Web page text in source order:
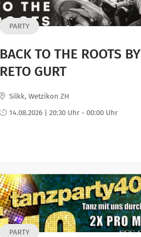
PARTY
BACK TO THE ROOTS BY
RETO GURT
Silkk, Wetzikon ZH
14.08.2026 | 20:30 Uhr - 00:00 Uhr
PARTY